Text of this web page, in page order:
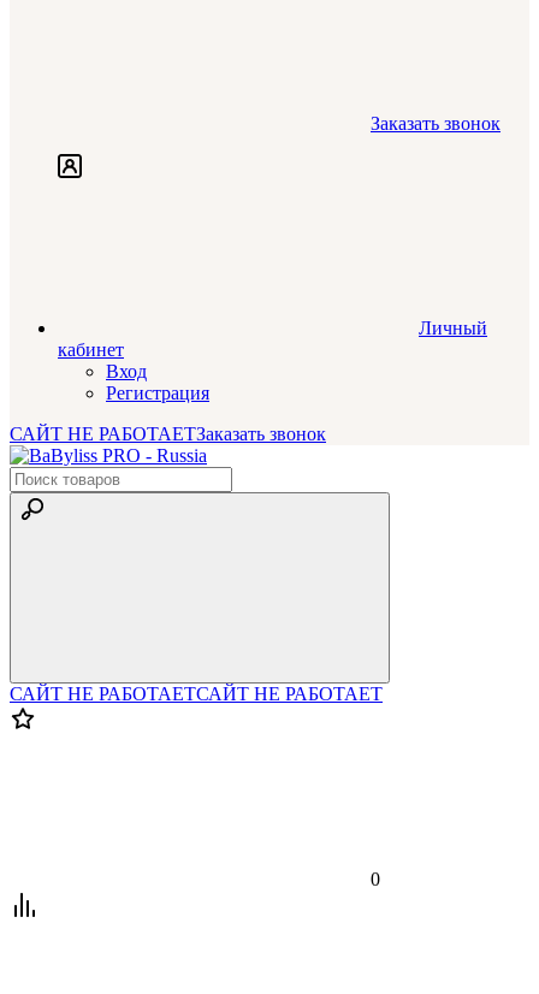
Заказать звонок
Личный
кабинет
Вход
Регистрация
САЙТ НЕ РАБОТАЕТЗаказать звонок
САЙТ НЕ РАБОТАЕТСАЙТ НЕ РАБОТАЕТ
0